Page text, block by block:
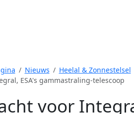
Nieuws Heelal & Zonnestelsel
ESA's gammastraling-telescoop
voor